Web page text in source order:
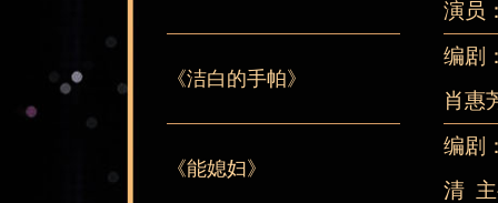
演员
《洁白的手帕》
编剧
肖惠
《能媳妇》
编剧
清 主